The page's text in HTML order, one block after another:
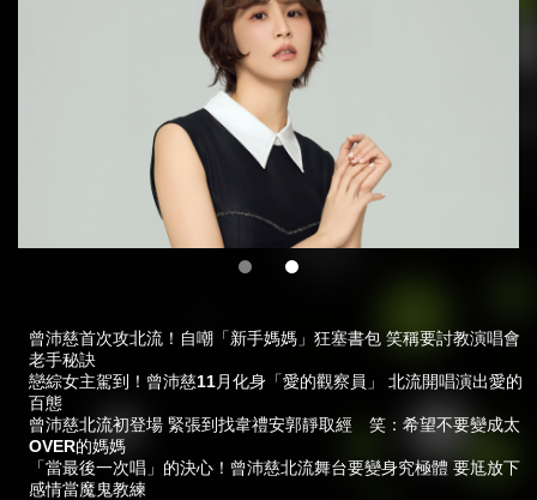
曾沛慈首次攻北流！自嘲「新手媽媽」狂塞書包 笑稱要討教演唱會
老手秘訣
戀綜女主駕到！曾沛慈11月化身「愛的觀察員」 北流開唱演出愛的
百態
曾沛慈北流初登場 緊張到找韋禮安郭靜取經 笑：希望不要變成太
OVER的媽媽
「當最後一次唱」的決心！曾沛慈北流舞台要變身究極體 要尪放下
感情當魔鬼教練